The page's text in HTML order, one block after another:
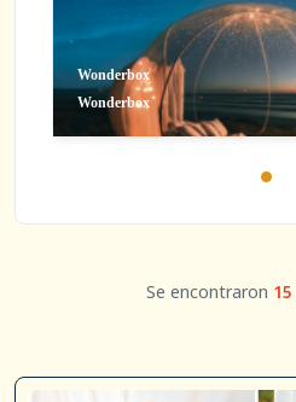
Wonderbox
Wonderbox
Se encontraron 15